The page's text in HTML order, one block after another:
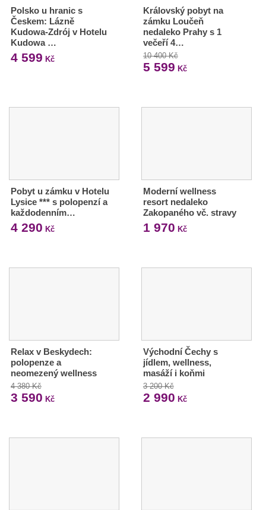
Polsko u hranic s
Českem: Lázně
Kudowa-Zdrój v Hotelu
Kudowa …
4 599 Kč
Královský pobyt na
zámku Loučeň
nedaleko Prahy s 1
večeří 4…
10 400 Kč
5 599 Kč
Pobyt u zámku v Hotelu
Lysice *** s polopenzí a
každodenním…
4 290 Kč
Moderní wellness
resort nedaleko
Zakopaného vč. stravy
1 970 Kč
Relax v Beskydech:
polopenze a
neomezený wellness
4 380 Kč
3 590 Kč
Východní Čechy s
jídlem, wellness,
masáží i koňmi
3 200 Kč
2 990 Kč